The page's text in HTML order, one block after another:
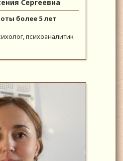
Сергеевна
более 5 лет
психоаналитик